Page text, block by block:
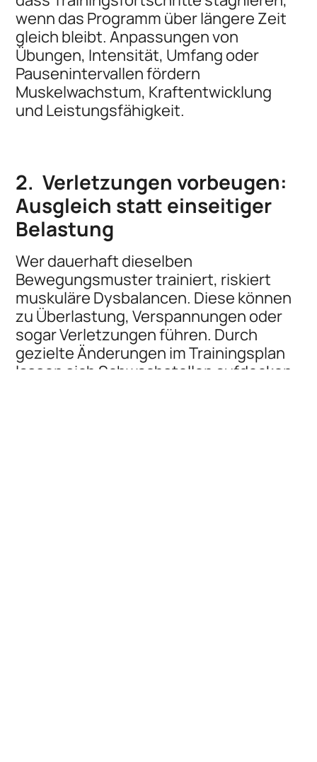
wenn das Programm über längere Zeit
gleich bleibt. Anpassungen von
Übungen, Intensität, Umfang oder
Pausenintervallen fördern
Muskelwachstum, Kraftentwicklung
und Leistungsfähigkeit.
2. Verletzungen vorbeugen:
Ausgleich statt einseitiger
Belastung
Wer dauerhaft dieselben
Bewegungsmuster trainiert, riskiert
muskuläre Dysbalancen. Diese können
zu Überlastung, Verspannungen oder
sogar Verletzungen führen. Durch
gezielte Änderungen im Trainingsplan
lassen sich Schwachstellen aufdecken